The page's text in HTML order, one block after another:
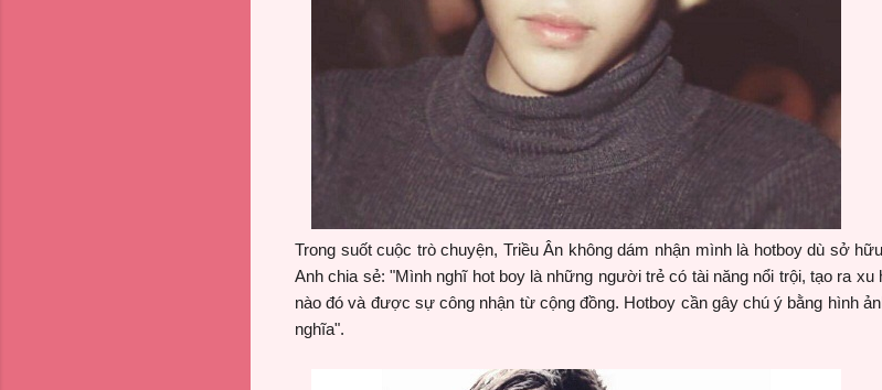
Trong suốt cuộc trò chuyện, Triều Ân không dám nhận mình là hotboy dù sở
Anh chia sẻ: "Mình nghĩ hot boy là những người trẻ có tài năng nổi trội, tạo ra
nào đó và được sự công nhận từ cộng đồng. Hotboy cần gây chú ý bằng hình
nghĩa".